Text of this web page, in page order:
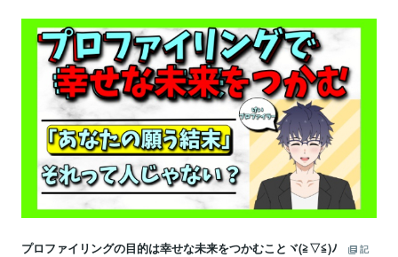
プロファイリングの目的は幸せな未来をつかむことヾ(≧▽≦)ﾉ 記